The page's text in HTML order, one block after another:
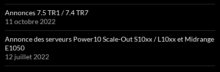
Annonces 7.5 TR1 / 7.4 TR7
11 octobre 2022
Annonce des serveurs Power10 Scale-Out S10xx / L10xx et Midrange
E1050
12 juillet 2022